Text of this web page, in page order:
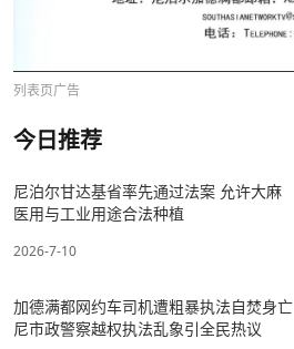
列表页广告
今日推荐
尼泊尔甘达基省率先通过法案 允许大麻
医用与工业用途合法种植
2026-7-10
加德满都网约车司机遭粗暴执法自焚身亡
尼市政警察越权执法乱象引全民热议